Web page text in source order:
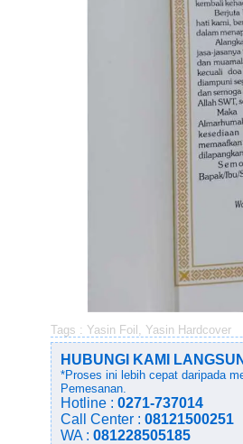
Tags : Yasin Foil Yasin Hardcover
HUBUNGI KAMI
*Proses ini lebih cepat daripada
Pemesanan.
Hotline : 0271-737014
Call Center : 08121500251
WA : 081228505185